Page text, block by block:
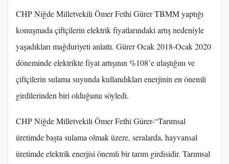
CHP Niğde Milletvekili Ömer Fethi Gürer TBMM yaptığı
konuşmada çiftçilerin elektrik fiyatlarındaki artış nedeniyle
yaşadıkları mağduriyeti anlattı. Gürer Ocak 2018-Ocak 2020
döneminde elektrikte fiyat artışının %108’e ulaştığını ve
çiftçilerin sulama suyunda kullandıkları enerjinin en önemli
girdilerinden biri olduğunu söyledi.
CHP Niğde Milletvekili Ömer Fethi Gürer-“Tarımsal
üretimde başta sulama olmak üzere, seralarda, hayvansal
üretimde elektrik enerjisi önemli bir tarım girdisidir. Tarımsal